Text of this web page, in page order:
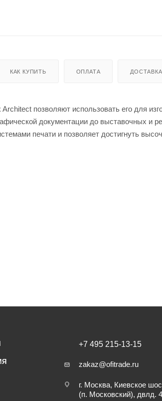
КАК КУПИТЬ ОПЛАТА ДОСТАВКА
позволяют использовать его для
документации до выставочных и
печати и позволяет достигнуть
+7 495 215-13-15
zakaz@ofitrade.ru
г. Москва, Киевское
(п. Московский), двлд.